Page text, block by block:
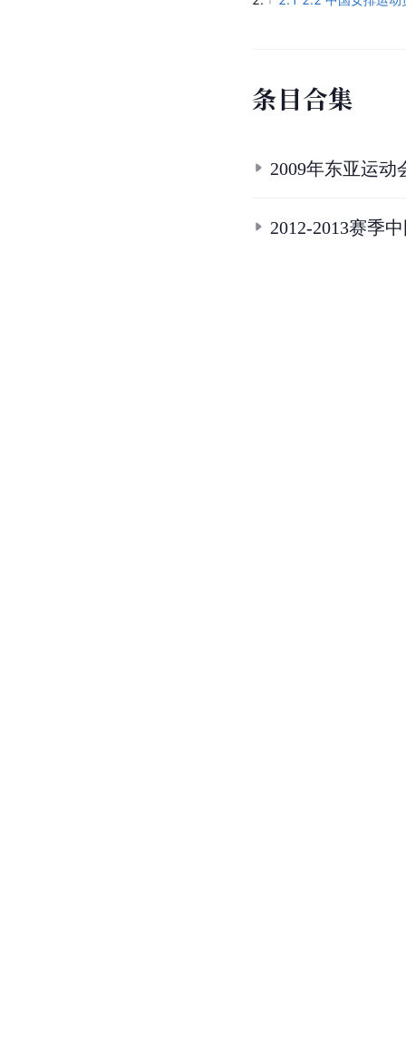
条目合集
2009年东亚运
2012-2013赛季